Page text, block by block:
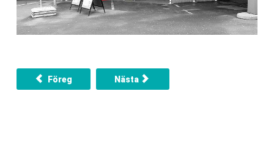
Föregående artikel: Utställningen "Gott in Dosen" -
Föreg Nästa artikel: Utställning "Havsutsikt"
Nästa